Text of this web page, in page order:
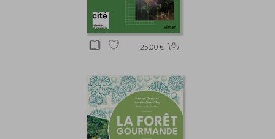
25.00 €